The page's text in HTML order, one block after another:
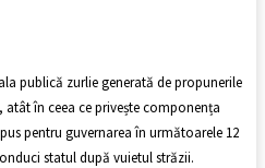
publică zurlie generată de propunerile
în ceea ce privește componența
pentru guvernarea în următoarele 12
statul după vuietul străzii.